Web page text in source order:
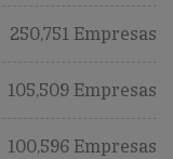
250,751 Empresas
105,509 Empresas
100,596 Empresas